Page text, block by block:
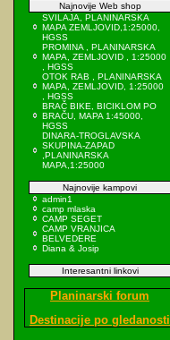
Najnovije Web shop
SVILAJA, PLANINARSKA
MAPA ZEMLJOVID,1:25000,
HGSS
PROMINA , PLANINARSKA
MAPA, ZEMLJOVID , 1:25000
, HGSS
OTOK RAB , PLANINARSKA
MAPA, ZEMLJOVID, 1:25000
, HGSS
BRAČ BIKE, BICIKLOM PO
BRAČU, MAPA 1:45000,
HGSS
DINARA-TROGLAVSKA
SKUPINA-ZAPAD
,PLANINARSKA
MAPA,1:25000
Najnovije kampovi
admin1
camp mlaska
CAMP SEGET
CAMP VRANJICA
BELVEDERE
Diana & Josip
Interesantni linkovi
Planinarski forum
Destinacije po gledanosti